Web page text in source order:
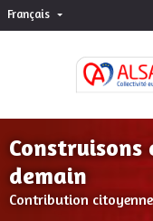
Français Choisir la langue
Construisons
demain
Contribution citoyenne